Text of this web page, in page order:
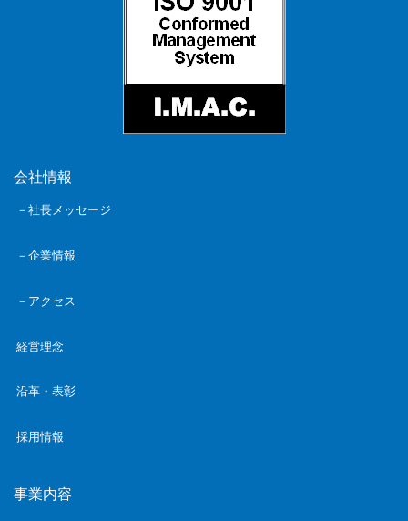
会社情報
－社長メッセージ
－企業情報
－アクセス
経営理念
沿革・表彰
採用情報
事業内容